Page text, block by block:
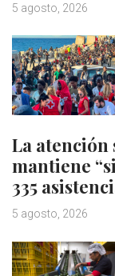
5 agosto, 2026
La atención
mantiene
335
5 agosto, 2026